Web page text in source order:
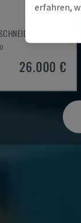
26.000 €
erfahren,